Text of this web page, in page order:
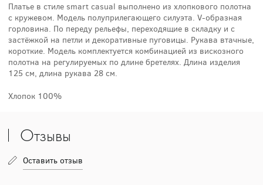
Платье в стиле smart casual выполнено из хлопкового полотна
с кружевом. Модель полуприлегающего силуэта. V-образная
горловина. По переду рельефы, переходящие в складку и с
застёжкой на петли и декоративные пуговицы. Рукава втачные,
короткие. Модель комплектуется комбинацией из вискозного
полотна на регулируемых по длине бретелях. Длина изделия
125 см, длина рукава 28 см.
Хлопок 100%
Отзывы
Оставить отзыв